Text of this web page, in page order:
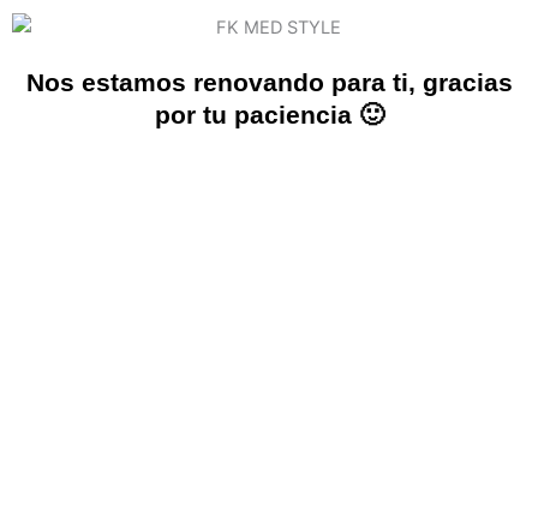
Nos estamos renovando para ti, gracias
por tu paciencia 🙂